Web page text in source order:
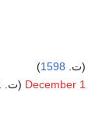
1598
)
December 1